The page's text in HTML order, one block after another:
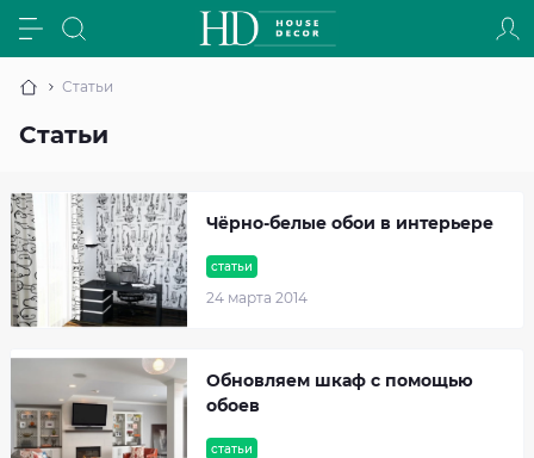
Статьи
Статьи
статьи
24 марта 2014
Чёрно-белые обои в интерьере
статьи
Обновляем шкаф с помощью
обоев